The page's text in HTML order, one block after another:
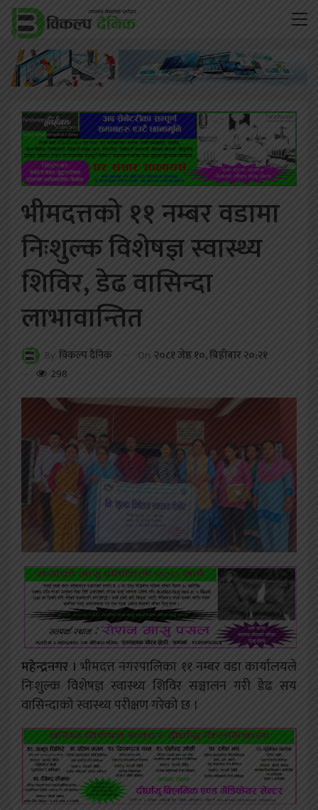
भीमदत्तको ११ नम्बर वडामा
निःशुल्क विशेषज्ञ स्वास्थ्य
शिविर, डेढ वासिन्दा
लाभावान्तित
By विकल्प दैनिक On २०८१ जेष्ठ १०, बिहीबार २०:२१
298
महेन्द्रनगर । भीमदत्त नगरपालिका ११ नम्बर वडा कार्यालयले
निःशुल्क विशेषज्ञ स्वास्थ्य शिविर सञ्चालन गरी डेढ सय
वासिन्दाको स्वास्थ्य परीक्षण गरेको छ ।